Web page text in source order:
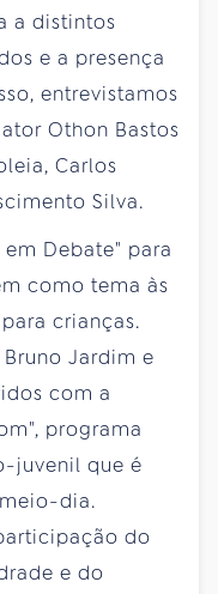
a distintos
e a presença
entrevistamos
Othon Bastos
Carlos
Silva.
Debate" para
como tema às
crianças.
Jardim e
com a
programa
juvenil que é
dia.
do
e do